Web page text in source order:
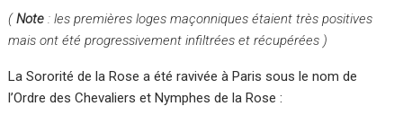
(Note: les premières loges maçonniques étaient très positives
mais ont été progressivement infiltrées et récupérées )
La Sororité de la Rose a été ravivée à Paris sous le nom de
l’Ordre des Chevaliers et Nymphes de la Rose :